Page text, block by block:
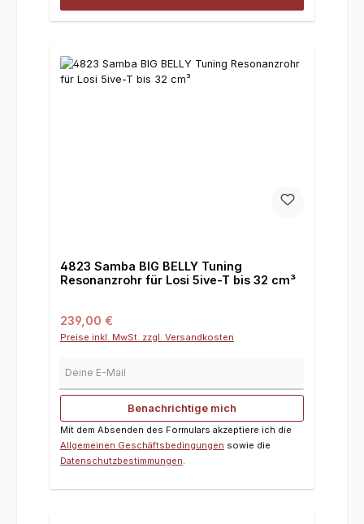
4823 Samba BIG BELLY Tuning
Resonanzrohr für Losi 5ive-T bis 32 cm³
Regulärer Preis:
239,00 €
Preise inkl. MwSt. zzgl. Versandkosten
Benachrichtige mich
Mit dem Absenden des Formulars akzeptiere ich die
Allgemeinen Geschäftsbedingungen sowie die
Datenschutzbestimmungen.